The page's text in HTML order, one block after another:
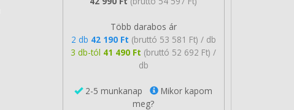
Több darabos ár
2 db 42 190 Ft (bruttó 53 581 Ft) / db
3 db-tól 41 490 Ft (bruttó 52 692 Ft) /
db
2-5 munkanap
Mikor kapom
meg?